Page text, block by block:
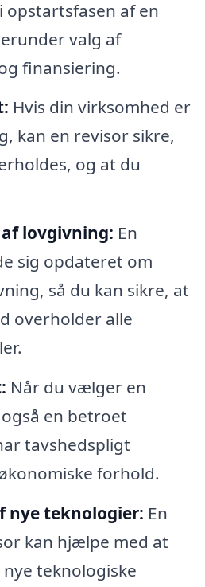
opstartsfasen af en
valg af
finansiering.
Hvis din virksomhed er
kan en revisor sikre,
og at du
lovgivning: En
sig opdateret om
så du kan sikre, at
overholder alle
Når du vælger en
en betroet
tavshedspligt
forhold.
nye teknologier: En
kan hjælpe med at
teknologiske